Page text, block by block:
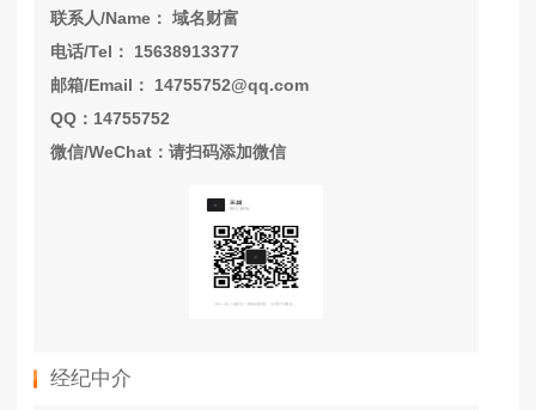
联系人/Name： 域名财富
电话/Tel： 15638913377
邮箱/Email： 14755752@qq.com
QQ：14755752
微信/WeChat：请扫码添加微信
经纪中介